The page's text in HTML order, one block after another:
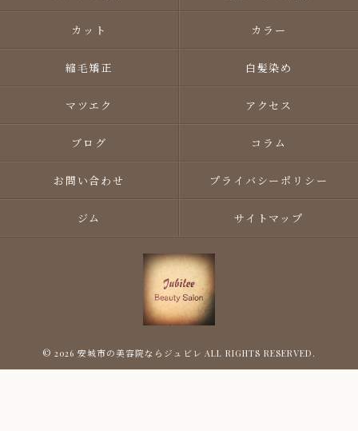
カット カラー
縮毛矯正 白髪染め
マツエク アクセス
ブログ コラム
お問い合わせ プライバシーポリシー
ジム サイトマップ
© 2026 安城市の美容院ならジュビレ ALL RIGHTS RESERVED.